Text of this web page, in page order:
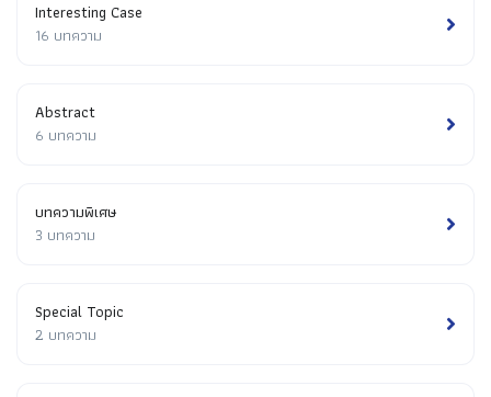
Interesting Case
16 บทความ
Abstract
6 บทความ
บทความพิเศษ
3 บทความ
Special Topic
2 บทความ